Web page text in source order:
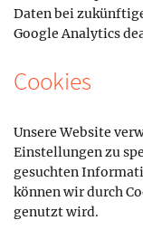
Daten bei
Google Analytics
Cookies
Unsere Website
Einstellungen zu
gesuchten
können wir durch
genutzt wird.